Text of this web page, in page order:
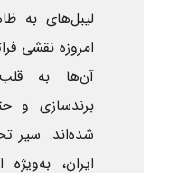
لیبل‌های به
امروزه نقشی
آن‌ها به قلب
برندسازی و
شده‌اند. سیر